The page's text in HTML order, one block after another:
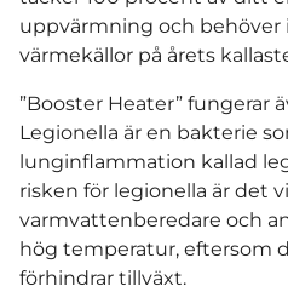
uppvärmning och behöver
värmekällor på årets
”Booster Heater” fungerar
Legionella är en bakterie
lunginflammation kallad
risken för legionella är det
varmvattenberedare och
hög temperatur, eftersom
förhindrar tillväxt.